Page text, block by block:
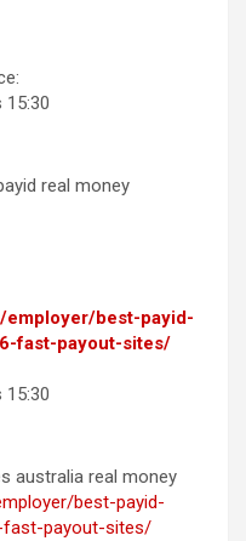
15:30
real money
employer/best-payid-
fast-payout-sites/
15:30
australia real money
best-payid-
fast-payout-sites/